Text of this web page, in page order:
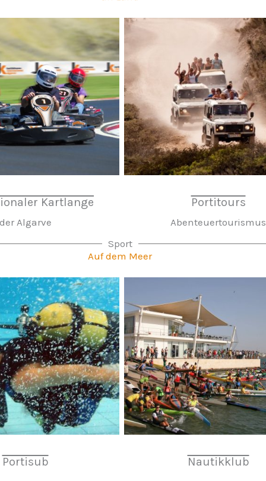
Kartlange
der Algarve
Portitours
Abenteuertourismus
Sport
Auf dem Meer
Portisub Nautikklub